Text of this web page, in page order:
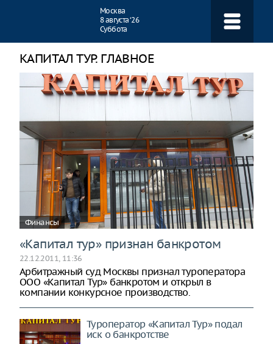
Москва
8 августа ‘26
Суббота
КАПИТАЛ ТУР. ГЛАВНОЕ
Финансы
«Капитал тур» признан банкротом
22.12.2011, 11:36
Арбитражный суд Москвы признал туроператора
ООО «Капитал Тур» банкротом и открыл в
компании конкурсное производство.
Туроператор «Капитал Тур» подал
иск о банкротстве